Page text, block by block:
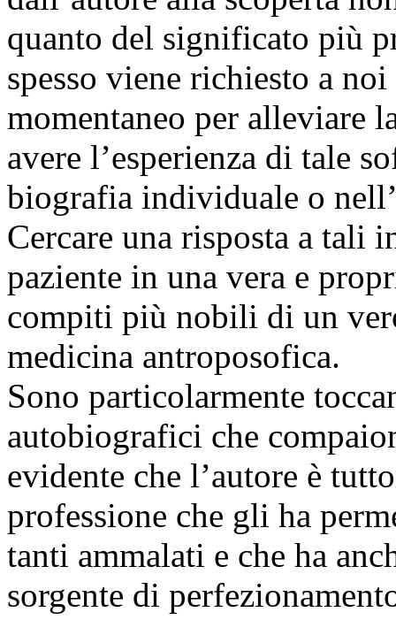
quanto del significato più
spesso viene richiesto a
momentaneo per alleviare
avere l’esperienza di tale
biografia individuale o
Cercare una risposta a
paziente in una vera e
compiti più nobili di un
medicina antroposofica.
Sono particolarmente
autobiografici che
evidente che l’autore è
professione che gli ha
tanti ammalati e che ha
sorgente di